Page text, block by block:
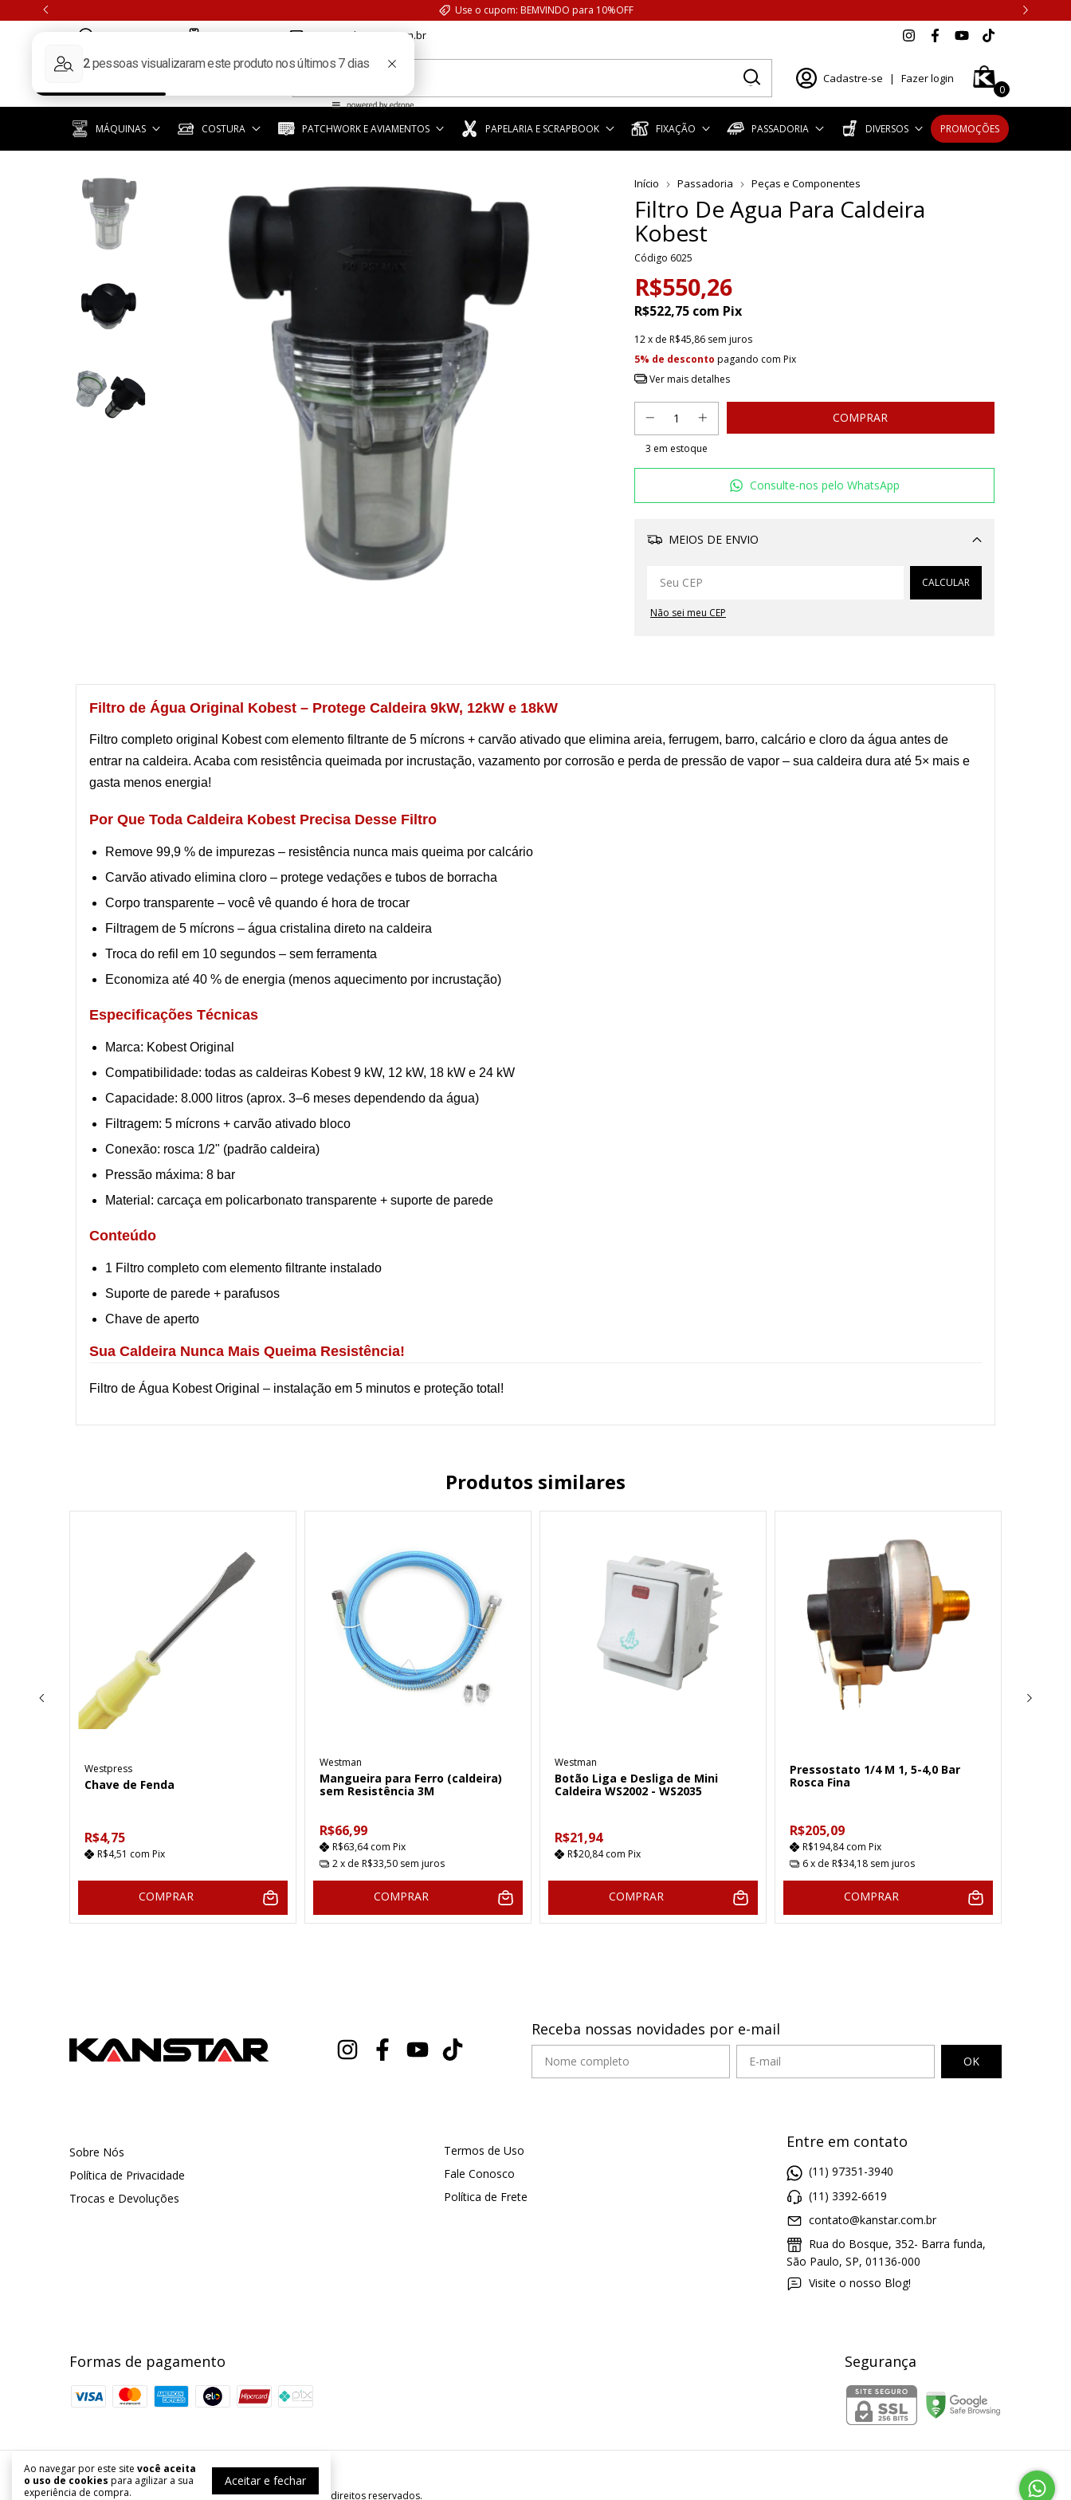
Use o cupom: BEMVINDO para 10%OFF
contato@kanstar.com.br
Cadastre-se | Fazer login
0
MÁQUINAS COSTURA PATCHWORK E AVIAMENTOS PAPELARIA E SCRAPBOOK FIXAÇÃO PASSADORIA DIVERSOS PROMOÇÕES
Ao navegar por este site você aceita
o uso de cookies para agilizar a sua
experiência de compra.
Aceitar e fechar
Início Passadoria Peças e Componentes
Filtro De Agua Para Caldeira
Kobest
Código 6025
R$550,26
R$522,75 com Pix
12x de R$45,86 sem juros
5% de desconto pagando com Pix
Ver mais detalhes
3 em estoque
Consulte-nos pelo WhatsApp
MEIOS DE ENVIO
Alterar CEP
CALCULAR
Não sei meu CEP
Filtro de Água Original Kobest – Protege Caldeira 9kW, 12kW e 18kW
Filtro completo original Kobest com elemento filtrante de 5 mícrons + carvão ativado que elimina areia, ferrugem, barro, calcário e cloro da água antes de
entrar na caldeira. Acaba com resistência queimada por incrustação, vazamento por corrosão e perda de pressão de vapor – sua caldeira dura até 5× mais e
gasta menos energia!
Por Que Toda Caldeira Kobest Precisa Desse Filtro
Remove 99,9 % de impurezas – resistência nunca mais queima por calcário
Carvão ativado elimina cloro – protege vedações e tubos de borracha
Corpo transparente – você vê quando é hora de trocar
Filtragem de 5 mícrons – água cristalina direto na caldeira
Troca do refil em 10 segundos – sem ferramenta
Economiza até 40 % de energia (menos aquecimento por incrustação)
Especificações Técnicas
Marca: Kobest Original
Compatibilidade: todas as caldeiras Kobest 9 kW, 12 kW, 18 kW e 24 kW
Capacidade: 8.000 litros (aprox. 3–6 meses dependendo da água)
Filtragem: 5 mícrons + carvão ativado bloco
Conexão: rosca 1/2" (padrão caldeira)
Pressão máxima: 8 bar
Material: carcaça em policarbonato transparente + suporte de parede
Conteúdo
1 Filtro completo com elemento filtrante instalado
Suporte de parede + parafusos
Chave de aperto
Sua Caldeira Nunca Mais Queima Resistência!
Filtro de Água Kobest Original – instalação em 5 minutos e proteção total!
Produtos similares
Westpress
Chave de Fenda
R$4,75
R$4,51 com Pix
COMPRAR
Westman
Mangueira para Ferro (caldeira)
sem Resistência 3M
R$66,99
R$63,64com Pix
2x de R$33,50 sem juros
COMPRAR
Westman
Botão Liga e Desliga de Mini
Caldeira WS2002 - WS2035
R$21,94
R$20,84com Pix
COMPRAR
Pressostato 1/4 M 1, 5-4,0 Bar
Rosca Fina
R$205,09
R$194,84com Pix
6x de R$34,18 sem juros
COMPRAR
Receba nossas novidades por e-mail
Sobre Nós
Política de Privacidade
Trocas e Devoluções
Termos de Uso
Fale Conosco
Política de Frete
Entre em contato
(11) 97351-3940
(11) 3392-6619
contato@kanstar.com.br
Rua do Bosque, 352- Barra funda,
São Paulo, SP, 01136-000
Visite o nosso Blog!
Formas de pagamento Segurança
Armarinhos Kanstar
©2026. Armarinhos Kanstar - 54253067000167. Todos os direitos reservados.